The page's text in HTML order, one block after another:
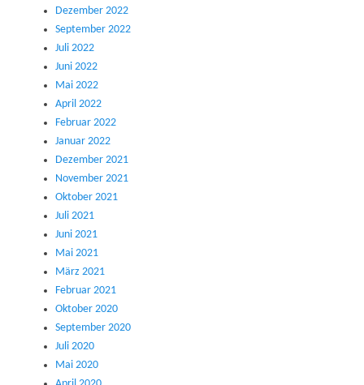
Dezember 2022
September 2022
Juli 2022
Juni 2022
Mai 2022
April 2022
Februar 2022
Januar 2022
Dezember 2021
November 2021
Oktober 2021
Juli 2021
Juni 2021
Mai 2021
März 2021
Februar 2021
Oktober 2020
September 2020
Juli 2020
Mai 2020